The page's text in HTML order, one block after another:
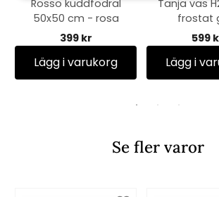
Rosso kuddfodral
50x50 cm - rosa
399 kr
Lägg i varukorg
Tanja vas
frostat
599
Lägg i
Se fler varor